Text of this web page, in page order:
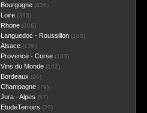
Bourgogne(836)
Loire(393)
Rhone(306)
Languedoc - Roussillon(188)
Alsace(139)
Provence - Corse(103)
Vins du Monde(102)
Bordeaux (96)
Champagne(79)
Jura - Alpes (57)
EtudeTerroirs (29)